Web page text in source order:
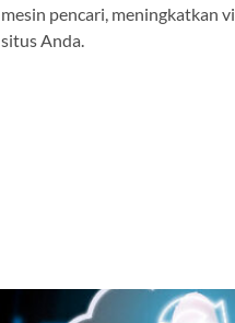
mesin pencari, meningkatkan
situs Anda.